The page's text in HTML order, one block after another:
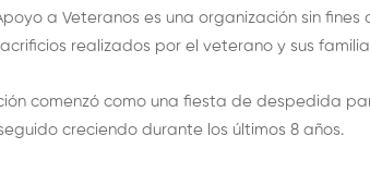
a Veteranos es una organización sin
realizados por el veterano y sus
comenzó como una fiesta de despedida
creciendo durante los últimos 8 años.